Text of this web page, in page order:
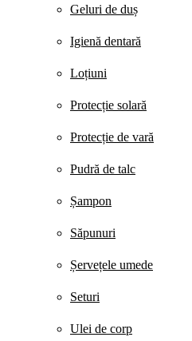
Geluri de duș
Igienă dentară
Loțiuni
Protecție solară
Protecție de vară
Pudră de talc
Șampon
Săpunuri
Șervețele umede
Seturi
Ulei de corp